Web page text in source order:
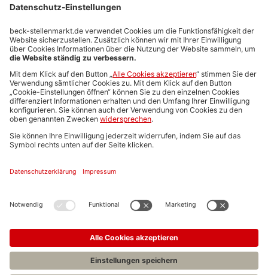
Stellenmarktpreise
Anzeigen-AGB
Media-Daten
Newsletteranmeldung
Produktübersicht
ALLGEMEIN
FAQs
Impressum
Stellenangebote C.H.BECK